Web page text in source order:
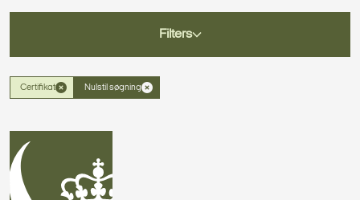
Filters
Certifikat Nulstil søgning